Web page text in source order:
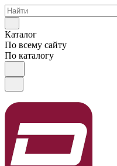
Каталог
По всему сайту
По каталогу